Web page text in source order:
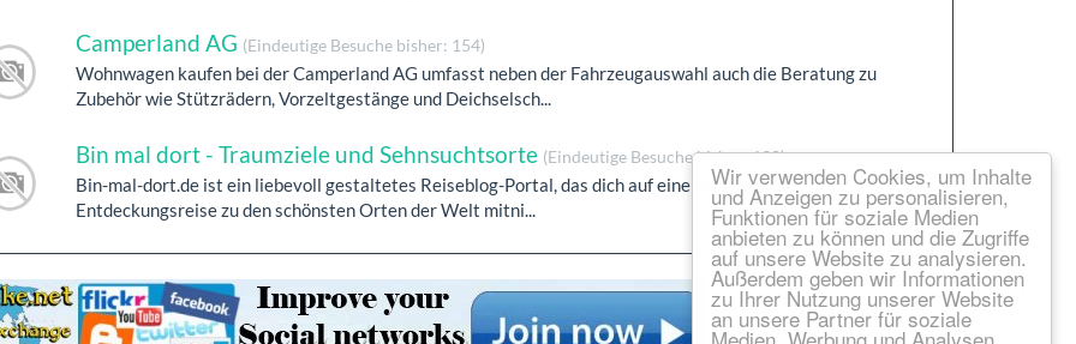
Wir verwenden Cookies, um Inhalte
und Anzeigen zu personalisieren,
Funktionen für soziale Medien
anbieten zu können und die Zugriffe
auf unsere Website zu analysieren.
Außerdem geben wir Informationen
zu Ihrer Nutzung unserer Website
an unsere Partner für soziale
Camperland AG (Eindeutige Besuche bisher: 154)
Wohnwagen kaufen bei der Camperland AG umfasst neben der Fahrzeugauswahl auch die Beratung zu
Zubehör wie Stützrädern, Vorzeltgestänge und Deichselsch...
Bin mal dort - Traumziele und Sehnsuchtsorte (Eindeutige Besuche bisher: 130)
Bin-mal-dort.de ist ein liebevoll gestaltetes Reiseblog-Portal, das dich auf eine inspirierende
Entdeckungsreise zu den schönsten Orten der Welt mitni...